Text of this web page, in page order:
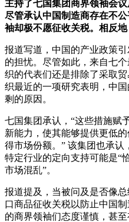
主持了七国集团商界领袖会
尽管承认中国制造商存在不
袖却极不愿征收关税。相反
报道写道，中国的产业政策
的担忧。尽管如此，来自七
织的代表们还是排除了采取
织最近的一项研究表明，中
剩的原因。
七国集团承认，“这些措施赋
新能力，使其能够提供更低
得市场份额。” 该集团也承
特定行业的定向支持可能是“
市场混乱”。
报道提及，当被问及是否像
口商品征收关税以防止中国
的商界领袖们态度谨慎，甚至